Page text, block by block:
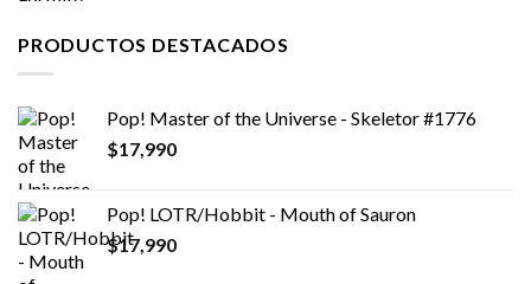
PRODUCTOS DESTACADOS
Pop! Master of the Universe - Skeletor #1776
$17,990
Pop! LOTR/Hobbit - Mouth of Sauron
$17,990